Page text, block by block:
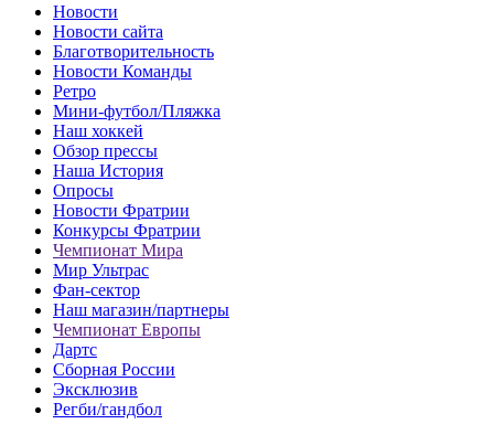
Новости
Новости сайта
Благотворительность
Новости Команды
Ретро
Мини-футбол/Пляжка
Наш хоккей
Обзор прессы
Наша История
Опросы
Новости Фратрии
Конкурсы Фратрии
Чемпионат Мира
Мир Ультрас
Фан-cектор
Наш магазин/партнеры
Чемпионат Европы
Дартс
Сборная России
Эксклюзив
Регби/гандбол